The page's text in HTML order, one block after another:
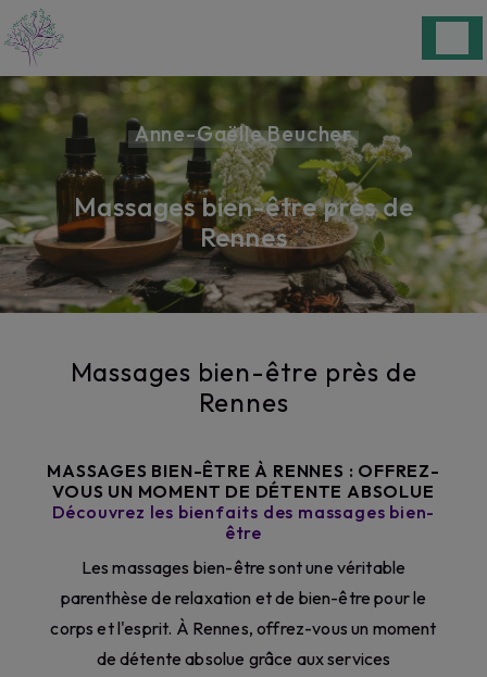
Anne-Gaëlle Beucher
Massages bien-être près de
Rennes
Massages bien-être près de
Rennes
MASSAGES BIEN-ÊTRE À RENNES : OFFREZ-
VOUS UN MOMENT DE DÉTENTE ABSOLUE
Découvrez les bienfaits des massages bien-
être
Les massages bien-être sont une véritable
parenthèse de relaxation et de bien-être pour le
corps et l'esprit. À Rennes, offrez-vous un moment
de détente absolue grâce aux services
Panneau de gestion des cookies